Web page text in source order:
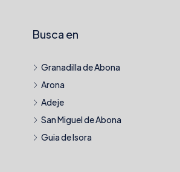
Busca en
Granadilla de Abona
Arona
Adeje
San Miguel de Abona
Guia de Isora